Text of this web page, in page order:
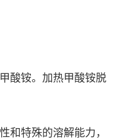
酸铵。加热甲酸铵脱
和特殊的溶解能力，